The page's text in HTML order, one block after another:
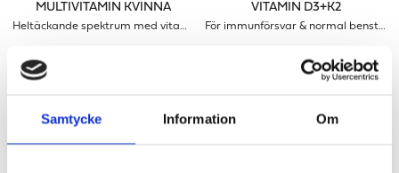
Samtycke Information Om
MULTIVITAMIN KVINNA
Heltäckande spektrum med vitaminer & mineraler för kvinnor
VITAMIN D3+K2
För immunförsvar & normal benstomme
LÄGG I VARUKORGEN